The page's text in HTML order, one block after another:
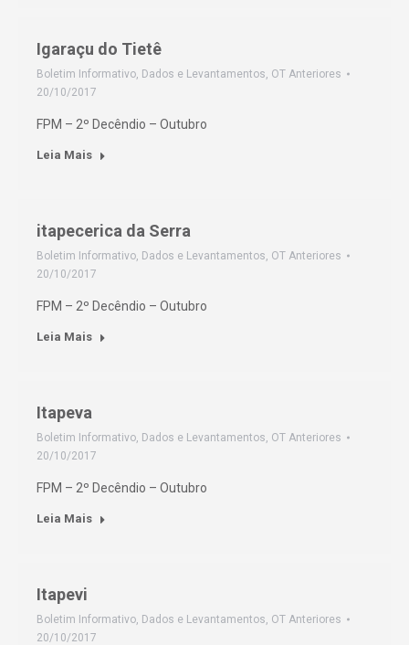
Igaraçu do Tietê
Boletim Informativo, Dados e Levantamentos, OT Anteriores
20/10/2017
FPM – 2º Decêndio – Outubro
Leia Mais
itapecerica da Serra
Boletim Informativo, Dados e Levantamentos, OT Anteriores
20/10/2017
FPM – 2º Decêndio – Outubro
Leia Mais
Itapeva
Boletim Informativo, Dados e Levantamentos, OT Anteriores
20/10/2017
FPM – 2º Decêndio – Outubro
Leia Mais
Itapevi
Boletim Informativo, Dados e Levantamentos, OT Anteriores
20/10/2017